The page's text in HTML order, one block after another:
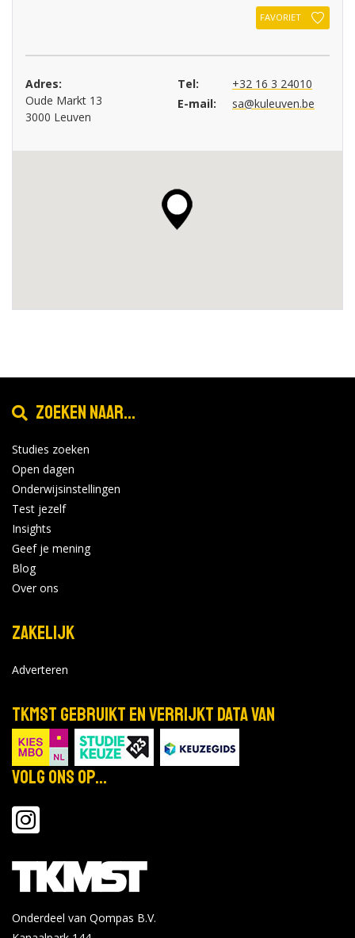
FAVORIET
Adres:
Oude Markt 13
3000 Leuven
Tel:
+32 16 3 24010
E-mail:
sa@kuleuven.be
Zoeken naar...
Studies zoeken
Open dagen
Onderwijsinstellingen
Test jezelf
Insights
Geef je mening
Blog
Over ons
Zakelijk
Adverteren
TKMST gebruikt en verrijkt data van
Volg ons op...
Onderdeel van Qompas B.V.